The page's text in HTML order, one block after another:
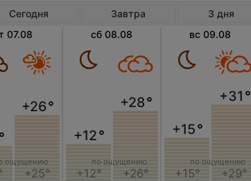
Сегодня Завтра 3 дня
07.08
°
+26°
+25°
ощущению
сб 08.08
+12°
+12°
+28°
+26°
по ощущению
вс 09.08
+15°
+15°
+31 °
+29°
по ощущению